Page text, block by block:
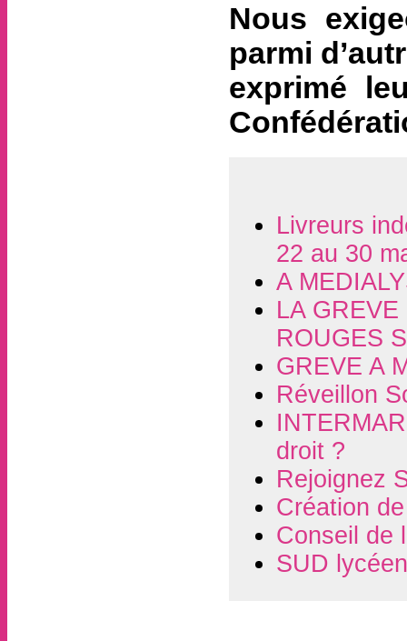
Nous
parmi
exprimé
Livreurs
22 au 30
A
LA
ROUGES
GREVE A
Réveillon
droit ?
Rejoignez
Création
Conseil de
SUD